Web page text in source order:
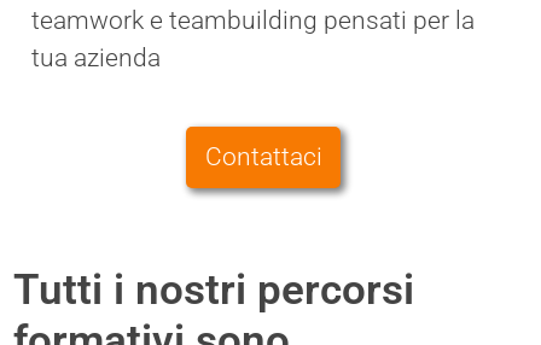
teamwork e teambuilding pensati per la
tua azienda
Contattaci
Tutti i nostri percorsi